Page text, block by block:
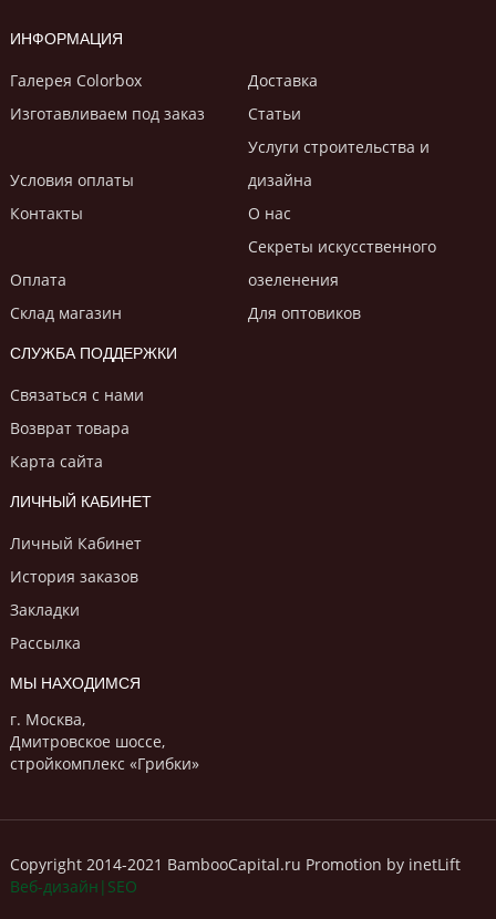
ИНФОРМАЦИЯ
Галерея Colorbox
Доставка
Изготавливаем под заказ
Статьи
Условия оплаты
Услуги строительствa и
дизайнa
Контакты
О нас
Оплата
Секреты искусственного
озеленения
Склад магазин
Для оптовиков
СЛУЖБА ПОДДЕРЖКИ
Связаться с нами
Возврат товара
Карта сайта
ЛИЧНЫЙ КАБИНЕТ
Личный Кабинет
История заказов
Закладки
Рассылка
МЫ НАХОДИМСЯ
г. Москва,
Дмитровское шоссе,
стройкомплекс «Грибки»
Copyright 2014-2021 BambooCapital.ru Promotion by inetLift
Веб-дизайн|SEO